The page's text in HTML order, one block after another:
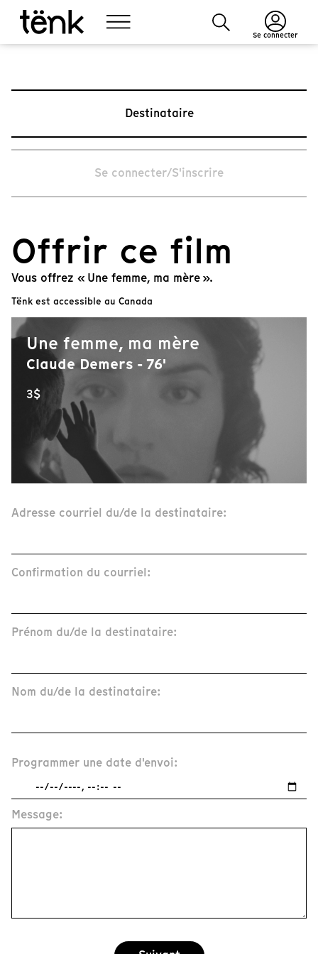
Se connecter
Destinataire
Se connecter/S'inscrire
Offrir ce film
Vous offrez « Une femme, ma mère ».
Tënk est accessible au Canada
Une femme, ma mère
Claude Demers - 76'
3$
Adresse courriel du/de la destinataire:
Confirmation du courriel:
Prénom du/de la destinataire:
Nom du/de la destinataire:
Programmer une date d'envoi:
Message: